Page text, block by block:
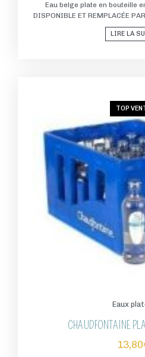
Eau belge plate en bouteille
DISPONIBLE ET REMPLACÉE
LIRE LA
TOP
Eaux
CHAUDFONTAINE
13,80